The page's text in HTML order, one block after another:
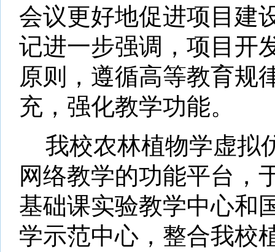
会议更好地促进项目建
记进一步强调，项目开
原则，遵循高等教育规
充，强化教学功能。
我校农林植物学虚拟
网络教学的功能平台，
基础课实验教学中心和
学示范中心，整合我校